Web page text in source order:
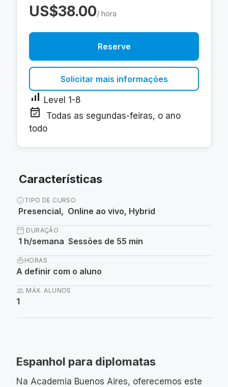
Características
infoTIPO DE CURSO
Presencial, Online ao vivo, Hybrid
calendar_today DURAÇÃO
1 h/semana Sessões de 55 min
local_library HORAS
A definir com o aluno
group MÁX. ALUNOS
1
Espanhol para diplomatas
Na Academia Buenos Aires, oferecemos este
US$38.00/ hora
Reserve
Solicitar mais informações
signal_cellular_alt Level 1-8
event_available
Todas as segundas-feiras, o ano
todo